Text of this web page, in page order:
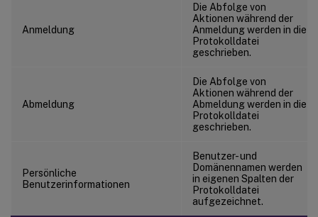
Anmeldung
Die Abfolge von
Aktionen während der
Anmeldung werden in die
Protokolldatei
geschrieben.
Abmeldung
Die Abfolge von
Aktionen während der
Abmeldung werden in die
Protokolldatei
geschrieben.
Persönliche
Benutzerinformationen
Benutzer- und
Domänennamen werden
in eigenen Spalten der
Protokolldatei
aufgezeichnet.